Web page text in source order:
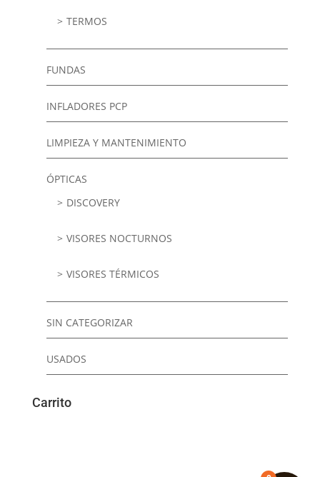
TERMOS
FUNDAS
INFLADORES PCP
LIMPIEZA Y MANTENIMIENTO
ÓPTICAS
DISCOVERY
VISORES NOCTURNOS
VISORES TÉRMICOS
SIN CATEGORIZAR
USADOS
Carrito